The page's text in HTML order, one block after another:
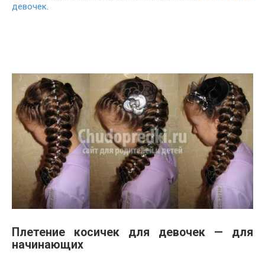
девочек.
Плетение косичек для девочек — для
начинающих